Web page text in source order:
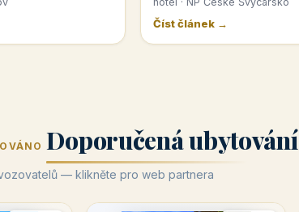
Číst článek →
Doporučená ubytování
— klikněte pro web partnera